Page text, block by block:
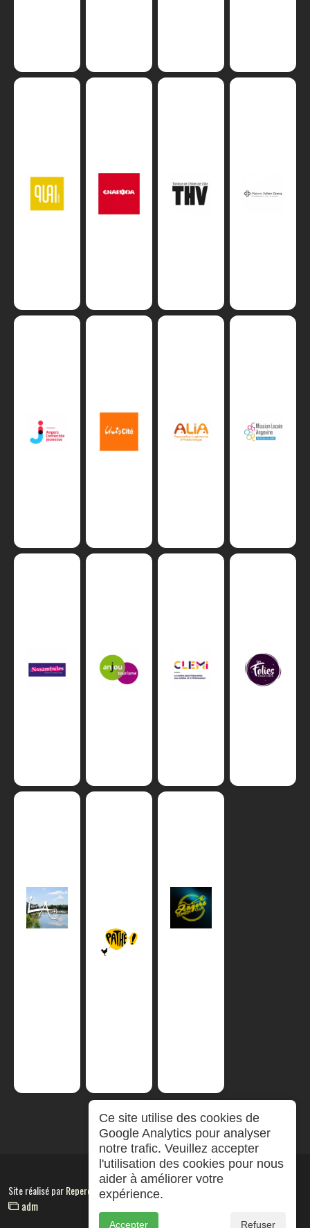
Site réalisé parRepereCom
adm
Ce site utilise des cookies de
Google Analytics pour analyser
notre trafic. Veuillez accepter
l'utilisation des cookies pour nous
aider à améliorer votre
expérience.
Accepter Refuser